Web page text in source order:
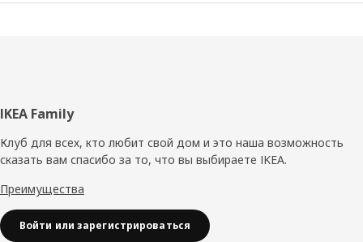
Нижний
колонтитул
IKEA Family
Клуб для всех, кто любит свой дом и это наша возможность
сказать вам спасибо за то, что вы выбираете IKEA.
Преимущества
Войти или зарегистрироваться